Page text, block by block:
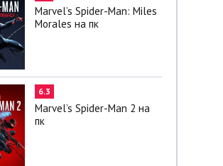
Marvel’s Spider-Man: Miles
Morales на пк
6.3
Marvel’s Spider-Man 2 на
пк